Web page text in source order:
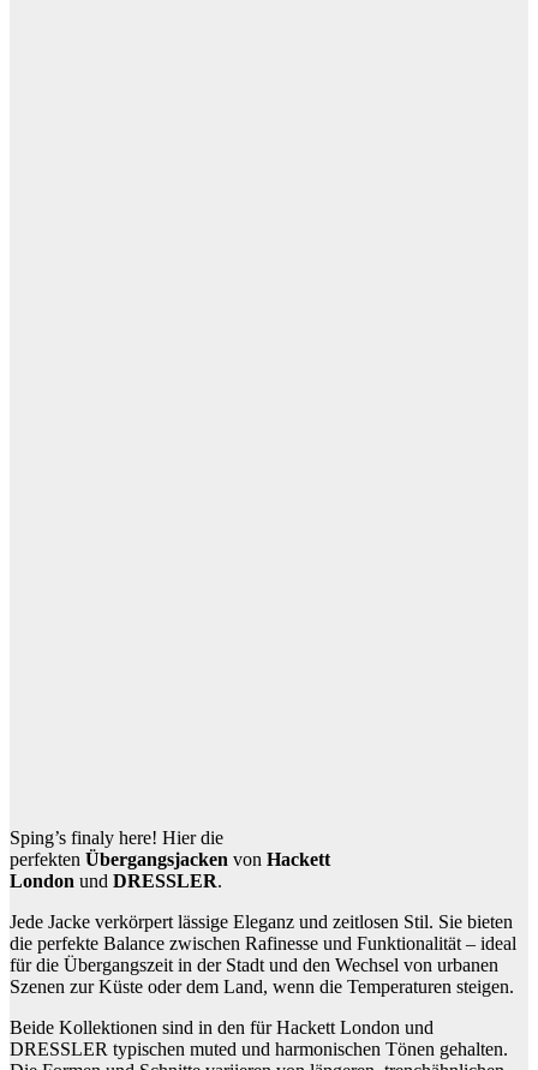
Sping’s finaly here! Hier die
perfekten Übergangsjacken von Hackett
London und DRESSLER.
Jede Jacke verkörpert lässige Eleganz und zeitlosen Stil. Sie bieten
die perfekte Balance zwischen Rafinesse und Funktionalität – ideal
für die Übergangszeit in der Stadt und den Wechsel von urbanen
Szenen zur Küste oder dem Land, wenn die Temperaturen steigen.
Beide Kollektionen sind in den für Hackett London und
DRESSLER typischen muted und harmonischen Tönen gehalten.